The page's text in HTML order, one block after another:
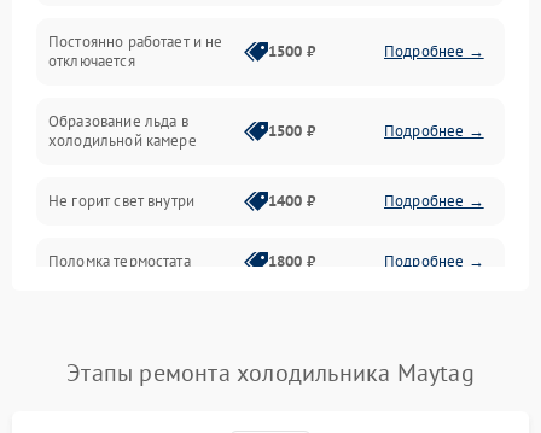
Постоянно работает и не
отключается
1500 ₽ Подробнее →
Образование льда в
холодильной камере
1500 ₽ Подробнее →
Не горит свет внутри 1400 ₽ Подробнее →
Поломка термостата 1800 ₽ Подробнее →
Поломка системы No Frost 2600 ₽ Подробнее →
Этапы ремонта холодильника Maytag